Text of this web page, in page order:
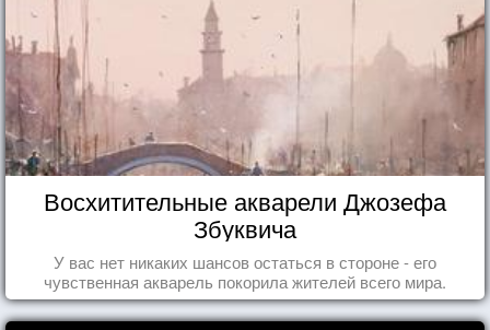
Восхитительные акварели Джозефа
Збуквича
У вас нет никаких шансов остаться в стороне - его
чувственная акварель покорила жителей всего мира.